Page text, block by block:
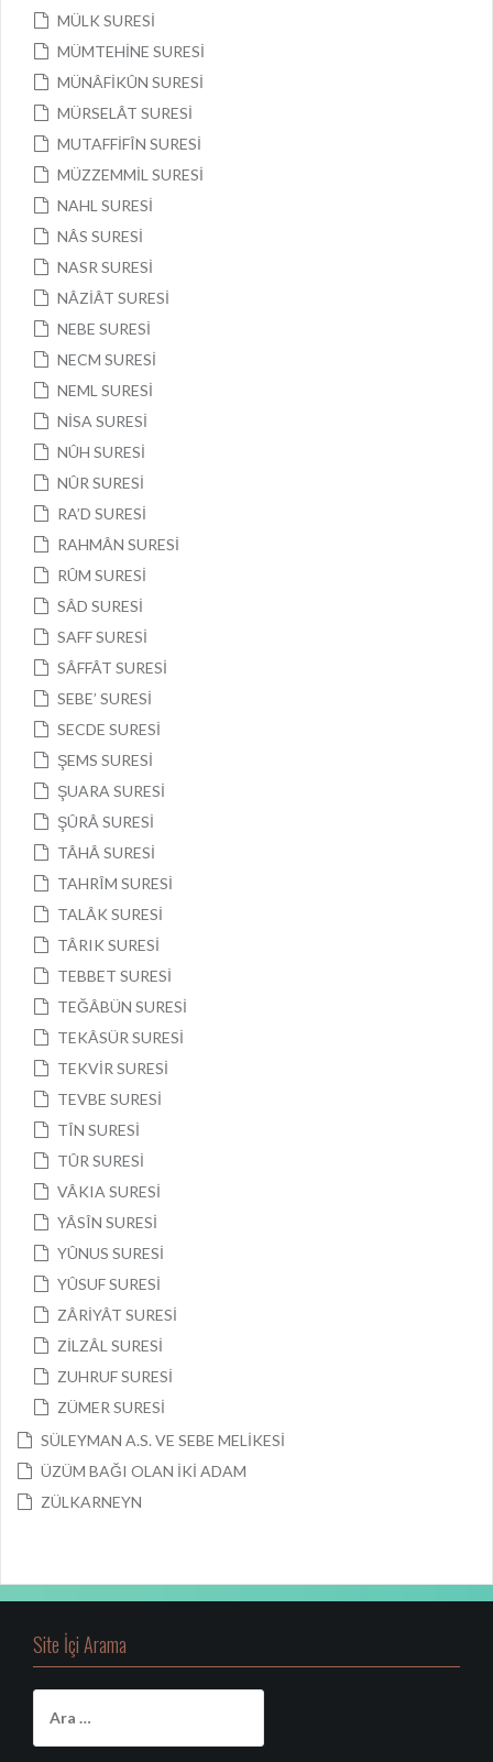
MÜLK SURESİ
MÜMTEHİNE SURESİ
MÜNÂFİKÛN SURESİ
MÜRSELÂT SURESİ
MUTAFFİFÎN SURESİ
MÜZZEMMİL SURESİ
NAHL SURESİ
NÂS SURESİ
NASR SURESİ
NÂZİÂT SURESİ
NEBE SURESİ
NECM SURESİ
NEML SURESİ
NİSA SURESİ
NÛH SURESİ
NÛR SURESİ
RA’D SURESİ
RAHMÂN SURESİ
RÛM SURESİ
SÂD SURESİ
SAFF SURESİ
SÂFFÂT SURESİ
SEBE’ SURESİ
SECDE SURESİ
ŞEMS SURESİ
ŞUARA SURESİ
ŞÛRÂ SURESİ
TÂHÂ SURESİ
TAHRÎM SURESİ
TALÂK SURESİ
TÂRIK SURESİ
TEBBET SURESİ
TEĞÂBÜN SURESİ
TEKÂSÜR SURESİ
TEKVİR SURESİ
TEVBE SURESİ
TÎN SURESİ
TÛR SURESİ
VÂKIA SURESİ
YÂSÎN SURESİ
YÛNUS SURESİ
YÛSUF SURESİ
ZÂRİYÂT SURESİ
ZİLZÂL SURESİ
ZUHRUF SURESİ
ZÜMER SURESİ
SÜLEYMAN A.S. VE SEBE MELİKESİ
ÜZÜM BAĞI OLAN İKİ ADAM
ZÜLKARNEYN
Site İçi Arama
a